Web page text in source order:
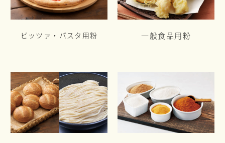
ピッツァ・パスタ用粉 一般食品用粉